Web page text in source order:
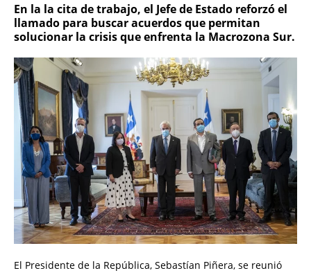
En la la cita de trabajo, el Jefe de Estado reforzó el
llamado para buscar acuerdos que permitan
solucionar la crisis que enfrenta la Macrozona Sur.
El Presidente de la República, Sebastían Piñera, se reunió